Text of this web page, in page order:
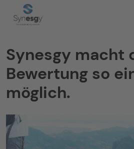
Synesgy macht
Bewertung so
möglich.